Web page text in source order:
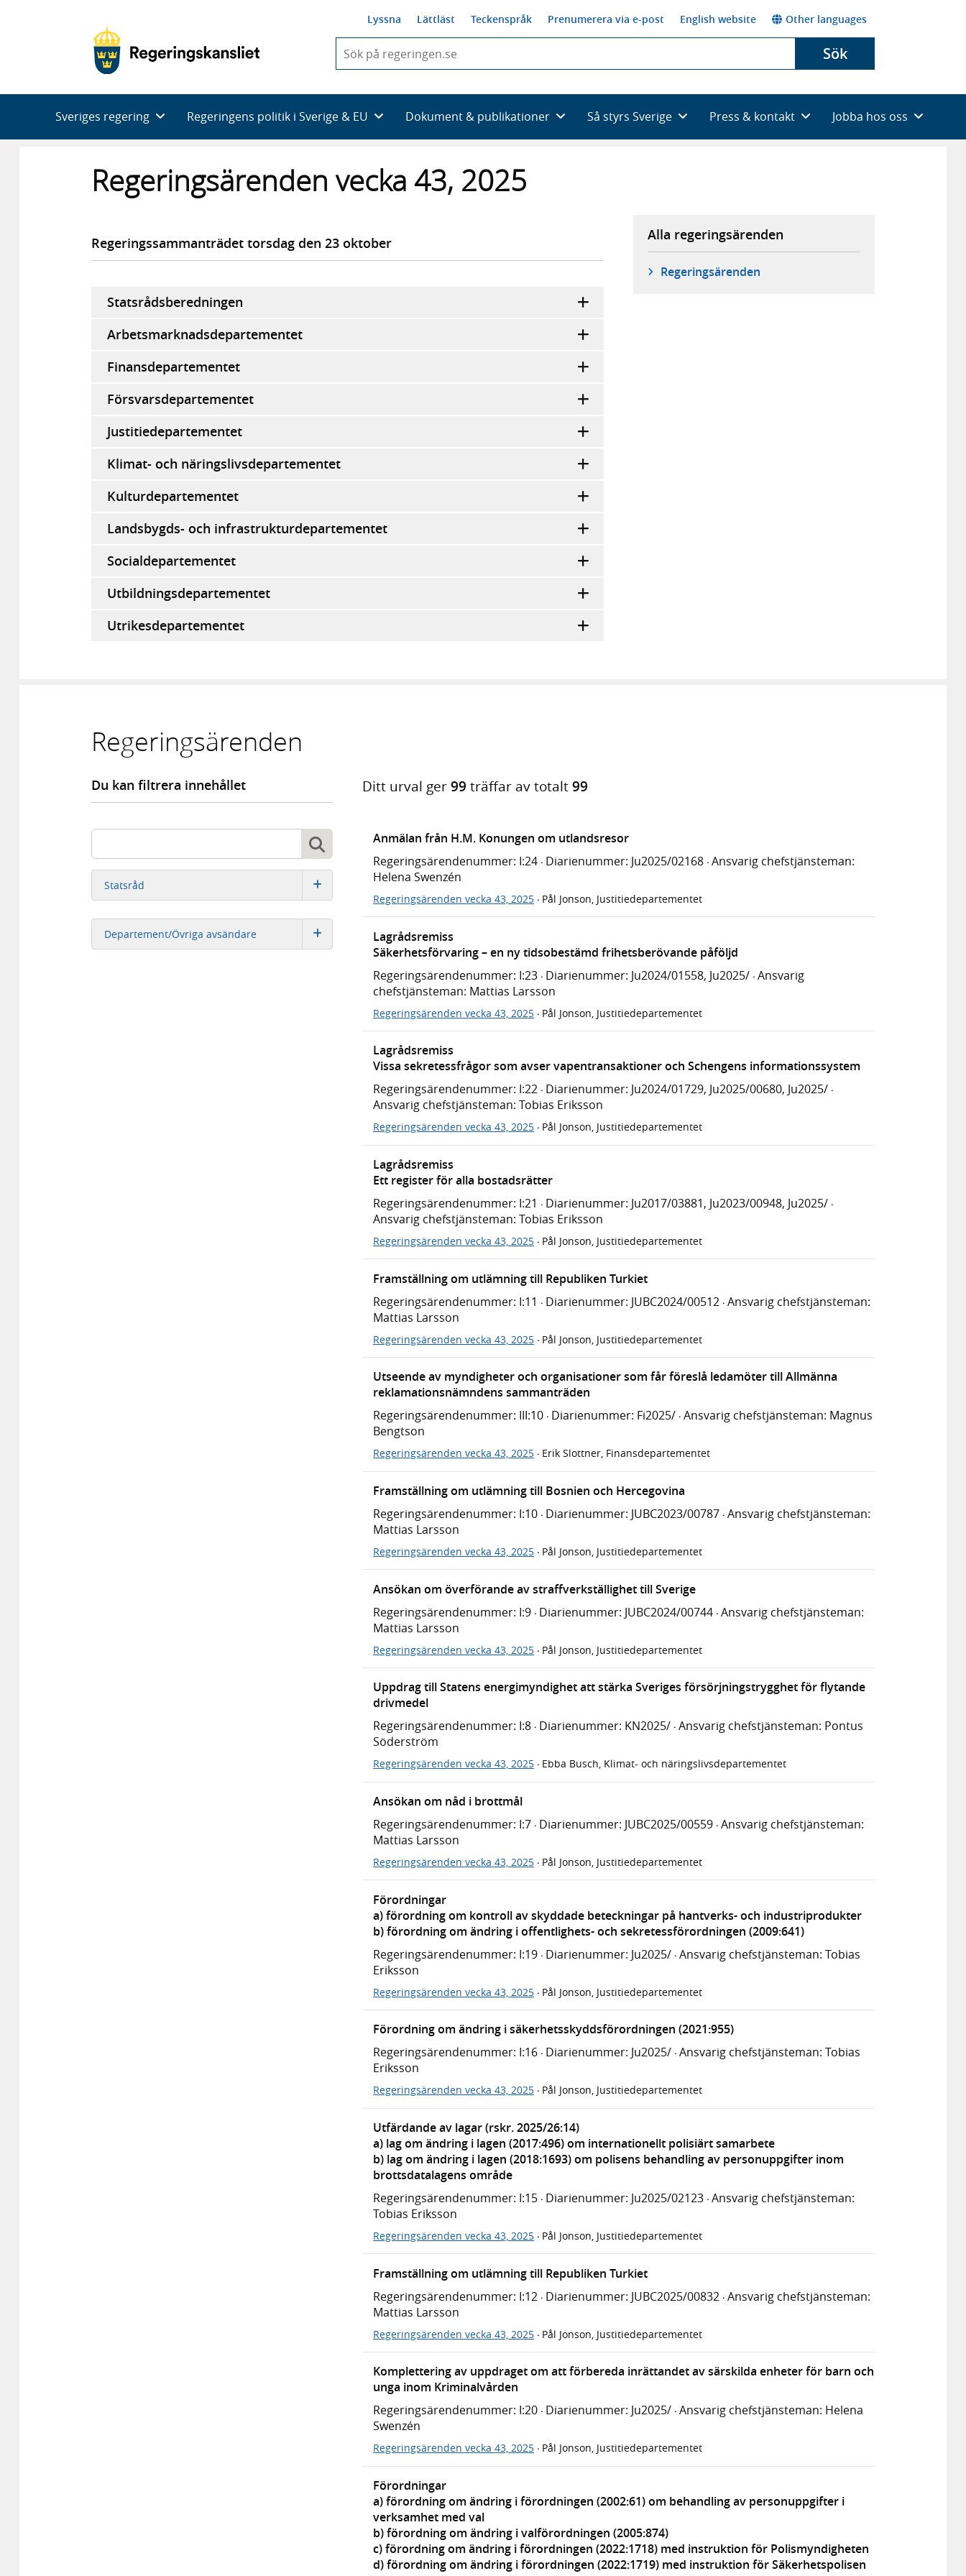
Lyssna Lättläst Teckenspråk Prenumerera via e-post English website Other languages
du
skriva
framträder
en
med
sökförslag
Sök
Sveriges regering Regeringens politik i Sverige & EU Dokument & publikationer Så styrs Sverige Press & kontakt Jobba hos oss
Regeringsärenden vecka 43, 2025
Regeringssammanträdet torsdag den 23 oktober
Statsrådsberedningen
Arbetsmarknadsdepartementet
Finansdepartementet
Försvarsdepartementet
Justitiedepartementet
Klimat- och näringslivsdepartementet
Kulturdepartementet
Landsbygds- och infrastrukturdepartementet
Socialdepartementet
Utbildningsdepartementet
Utrikesdepartementet
Alla regeringsärenden
Regeringsärenden
Regeringsärenden
Du kan filtrera innehållet
Sök
Sök
Sök
Statsråd
Departement/Övriga avsändare
Ditt urval ger99 träffar av totalt99
Anmälan från H.M. Konungen om utlandsresor
Regeringsärendenummer: I:24 · Diarienummer: Ju2025/02168 · Ansvarig chefstjänsteman:
Helena Swenzén
Regeringsärenden vecka 43, 2025 · Pål Jonson, Justitiedepartementet
Lagrådsremiss
Säkerhetsförvaring – en ny tidsobestämd frihetsberövande påföljd
Regeringsärendenummer: I:23 · Diarienummer: Ju2024/01558, Ju2025/ · Ansvarig
chefstjänsteman: Mattias Larsson
Regeringsärenden vecka 43, 2025 · Pål Jonson, Justitiedepartementet
Lagrådsremiss
Vissa sekretessfrågor som avser vapentransaktioner och Schengens informationssystem
Regeringsärendenummer: I:22 · Diarienummer: Ju2024/01729, Ju2025/00680, Ju2025/ ·
Ansvarig chefstjänsteman: Tobias Eriksson
Regeringsärenden vecka 43, 2025 · Pål Jonson, Justitiedepartementet
Lagrådsremiss
Ett register för alla bostadsrätter
Regeringsärendenummer: I:21 · Diarienummer: Ju2017/03881, Ju2023/00948, Ju2025/ ·
Ansvarig chefstjänsteman: Tobias Eriksson
Regeringsärenden vecka 43, 2025 · Pål Jonson, Justitiedepartementet
Framställning om utlämning till Republiken Turkiet
Regeringsärendenummer: I:11 · Diarienummer: JUBC2024/00512 · Ansvarig chefstjänsteman:
Mattias Larsson
Regeringsärenden vecka 43, 2025 · Pål Jonson, Justitiedepartementet
Utseende av myndigheter och organisationer som får föreslå ledamöter till Allmänna
reklamationsnämndens sammanträden
Regeringsärendenummer: III:10 · Diarienummer: Fi2025/ · Ansvarig chefstjänsteman: Magnus
Bengtson
Regeringsärenden vecka 43, 2025 · Erik Slottner, Finansdepartementet
Framställning om utlämning till Bosnien och Hercegovina
Regeringsärendenummer: I:10 · Diarienummer: JUBC2023/00787 · Ansvarig chefstjänsteman:
Mattias Larsson
Regeringsärenden vecka 43, 2025 · Pål Jonson, Justitiedepartementet
Ansökan om överförande av straffverkställighet till Sverige
Regeringsärendenummer: I:9 · Diarienummer: JUBC2024/00744 · Ansvarig chefstjänsteman:
Mattias Larsson
Regeringsärenden vecka 43, 2025 · Pål Jonson, Justitiedepartementet
Uppdrag till Statens energimyndighet att stärka Sveriges försörjningstrygghet för flytande
drivmedel
Regeringsärendenummer: I:8 · Diarienummer: KN2025/ · Ansvarig chefstjänsteman: Pontus
Söderström
Regeringsärenden vecka 43, 2025 · Ebba Busch, Klimat- och näringslivsdepartementet
Ansökan om nåd i brottmål
Regeringsärendenummer: I:7 · Diarienummer: JUBC2025/00559 · Ansvarig chefstjänsteman:
Mattias Larsson
Regeringsärenden vecka 43, 2025 · Pål Jonson, Justitiedepartementet
Förordningar
a) förordning om kontroll av skyddade beteckningar på hantverks- och industriprodukter
b) förordning om ändring i offentlighets- och sekretessförordningen (2009:641)
Regeringsärendenummer: I:19 · Diarienummer: Ju2025/ · Ansvarig chefstjänsteman: Tobias
Eriksson
Regeringsärenden vecka 43, 2025 · Pål Jonson, Justitiedepartementet
Förordning om ändring i säkerhetsskyddsförordningen (2021:955)
Regeringsärendenummer: I:16 · Diarienummer: Ju2025/ · Ansvarig chefstjänsteman: Tobias
Eriksson
Regeringsärenden vecka 43, 2025 · Pål Jonson, Justitiedepartementet
Utfärdande av lagar (rskr. 2025/26:14)
a) lag om ändring i lagen (2017:496) om internationellt polisiärt samarbete
b) lag om ändring i lagen (2018:1693) om polisens behandling av personuppgifter inom
brottsdatalagens område
Regeringsärendenummer: I:15 · Diarienummer: Ju2025/02123 · Ansvarig chefstjänsteman:
Tobias Eriksson
Regeringsärenden vecka 43, 2025 · Pål Jonson, Justitiedepartementet
Framställning om utlämning till Republiken Turkiet
Regeringsärendenummer: I:12 · Diarienummer: JUBC2025/00832 · Ansvarig chefstjänsteman:
Mattias Larsson
Regeringsärenden vecka 43, 2025 · Pål Jonson, Justitiedepartementet
Komplettering av uppdraget om att förbereda inrättandet av särskilda enheter för barn och
unga inom Kriminalvården
Regeringsärendenummer: I:20 · Diarienummer: Ju2025/ · Ansvarig chefstjänsteman: Helena
Swenzén
Regeringsärenden vecka 43, 2025 · Pål Jonson, Justitiedepartementet
Förordningar
a) förordning om ändring i förordningen (2002:61) om behandling av personuppgifter i
verksamhet med val
b) förordning om ändring i valförordningen (2005:874)
c) förordning om ändring i förordningen (2022:1718) med instruktion för Polismyndigheten
d) förordning om ändring i förordningen (2022:1719) med instruktion för Säkerhetspolisen